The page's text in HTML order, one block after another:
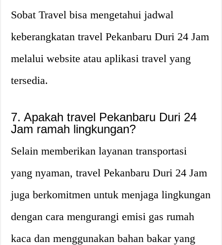
Sobat Travel bisa mengetahui jadwal
keberangkatan travel Pekanbaru Duri 24 Jam
melalui website atau aplikasi travel yang
tersedia.
7. Apakah travel Pekanbaru Duri 24
Jam ramah lingkungan?
Selain memberikan layanan transportasi
yang nyaman, travel Pekanbaru Duri 24 Jam
juga berkomitmen untuk menjaga lingkungan
dengan cara mengurangi emisi gas rumah
kaca dan menggunakan bahan bakar yang